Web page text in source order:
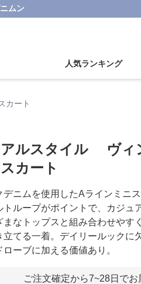
ムン
人気ランキング
カート
アルスタイル ヴィ
カート
デニムを使用したAラインミニ
トループがポイントで、カジュ
まなトップスと組み合わせやす
立てる一着。デイリールックに
ーブに加える価値あり。
ご注文確定から7~28日でお